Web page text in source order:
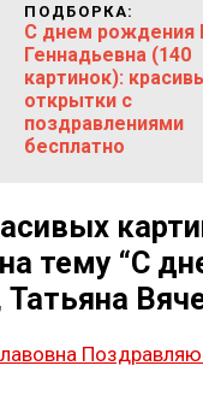
ПОДБОРКА:
С днем рождения
Геннадьевна (140
картинок):
открытки с
поздравлениями
бесплатно
тему “С